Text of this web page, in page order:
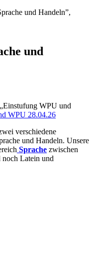
und Handeln”,
und
WPU und
WPU 28.04.26
verschiedene
und Handeln. Unsere
Sprache zwischen
noch Latein und